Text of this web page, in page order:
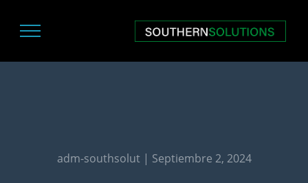
adm-southsolut | Septiembre 2, 2024